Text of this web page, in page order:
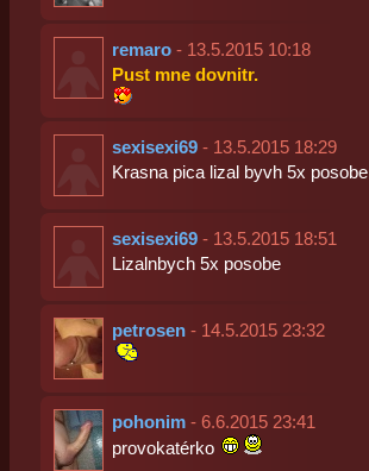
remaro- 13.5.2015 10:18
Pust mne dovnitr.
sexisexi69- 13.5.2015 18:29
Krasna pica lizal byvh 5x posobe
sexisexi69- 13.5.2015 18:51
Lizalnbych 5x posobe
petrosen- 14.5.2015 23:32
pohonim- 6.6.2015 23:41
provokatérko